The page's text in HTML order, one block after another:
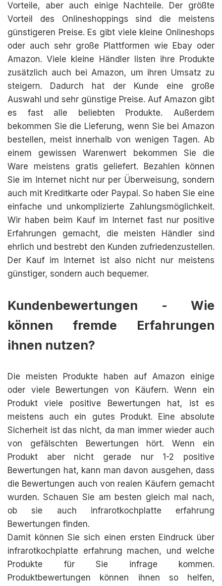
Vorteile, aber auch einige Nachteile. Der größte
Vorteil des Onlineshoppings sind die meistens
günstigeren Preise. Es gibt viele kleine Onlineshops
oder auch sehr große Plattformen wie Ebay oder
Amazon. Viele kleine Händler listen ihre Produkte
zusätzlich auch bei Amazon, um ihren Umsatz zu
steigern. Dadurch hat der Kunde eine große
Auswahl und sehr günstige Preise. Auf Amazon gibt
es fast alle beliebten Produkte. Außerdem
bekommen Sie die Lieferung, wenn Sie bei Amazon
bestellen, meist innerhalb von wenigen Tagen. Ab
einem gewissen Warenwert bekommen Sie die
Ware meistens gratis geliefert. Bezahlen können
Sie im Internet nicht nur per Überweisung, sondern
auch mit Kreditkarte oder Paypal. So haben Sie eine
einfache und unkomplizierte Zahlungsmöglichkeit.
Wir haben beim Kauf im Internet fast nur positive
Erfahrungen gemacht, die meisten Händler sind
ehrlich und bestrebt den Kunden zufriedenzustellen.
Der Kauf im Internet ist also nicht nur meistens
günstiger, sondern auch bequemer.
Kundenbewertungen - Wie
können fremde Erfahrungen
ihnen nutzen?
Die meisten Produkte haben auf Amazon einige
oder viele Bewertungen von Käufern. Wenn ein
Produkt viele positive Bewertungen hat, ist es
meistens auch ein gutes Produkt. Eine absolute
Sicherheit ist das nicht, da man immer wieder auch
von gefälschten Bewertungen hört. Wenn ein
Produkt aber nicht gerade nur 1-2 positive
Bewertungen hat, kann man davon ausgehen, dass
die Bewertungen auch von realen Käufern gemacht
wurden. Schauen Sie am besten gleich mal nach,
ob sie auch infrarotkochplatte erfahrung
Bewertungen finden.
Damit können Sie sich einen ersten Eindruck über
infrarotkochplatte erfahrung machen, und welche
Produkte für Sie infrage kommen.
Produktbewertungen können ihnen so helfen,